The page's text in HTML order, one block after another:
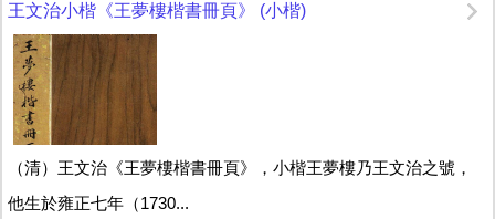
王文治小楷《王夢樓楷書冊頁》 (小楷)
（清）王文治《王夢樓楷書冊頁》，小楷王夢樓乃王文治之號，
他生於雍正七年（1730...